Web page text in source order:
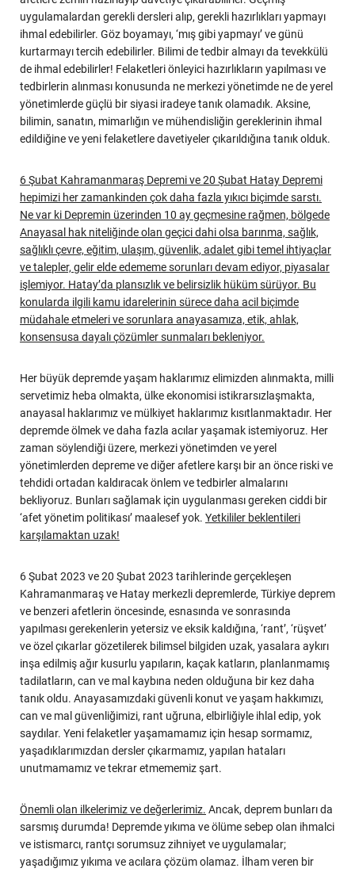
uygulamalardan gerekli dersleri alıp, gerekli hazırlıkları yapmayı
ihmal edebilirler. Göz boyamayı, ‘mış gibi yapmayı’ ve günü
kurtarmayı tercih edebilirler. Bilimi de tedbir almayı da tevekkülü
de ihmal edebilirler! Felaketleri önleyici hazırlıkların yapılması ve
tedbirlerin alınması konusunda ne merkezi yönetimde ne de yerel
yönetimlerde güçlü bir siyasi iradeye tanık olamadık. Aksine,
bilimin, sanatın, mimarlığın ve mühendisliğin gereklerinin ihmal
edildiğine ve yeni felaketlere davetiyeler çıkarıldığına tanık olduk.
6 Şubat Kahramanmaraş Depremi ve 20 Şubat Hatay Depremi
hepimizi her zamankinden çok daha fazla yıkıcı biçimde sarstı.
Ne var ki Depremin üzerinden 10 ay geçmesine rağmen, bölgede
Anayasal hak niteliğinde olan geçici dahi olsa barınma, sağlık,
sağlıklı çevre, eğitim, ulaşım, güvenlik, adalet gibi temel ihtiyaçlar
ve talepler, gelir elde edememe sorunları devam ediyor, piyasalar
işlemiyor. Hatay’da plansızlık ve belirsizlik hüküm sürüyor. Bu
konularda ilgili kamu idarelerinin sürece daha acil biçimde
müdahale etmeleri ve sorunlara anayasamıza, etik, ahlak,
konsensusa dayalı çözümler sunmaları bekleniyor.
Her büyük depremde yaşam haklarımız elimizden alınmakta, milli
servetimiz heba olmakta, ülke ekonomisi istikrarsızlaşmakta,
anayasal haklarımız ve mülkiyet haklarımız kısıtlanmaktadır. Her
depremde ölmek ve daha fazla acılar yaşamak istemiyoruz. Her
zaman söylendiği üzere, merkezi yönetimden ve yerel
yönetimlerden depreme ve diğer afetlere karşı bir an önce riski ve
tehdidi ortadan kaldıracak önlem ve tedbirler almalarını
bekliyoruz. Bunları sağlamak için uygulanması gereken ciddi bir
‘afet yönetim politikası’ maalesef yok. Yetkililer beklentileri
karşılamaktan uzak!
6 Şubat 2023 ve 20 Şubat 2023 tarihlerinde gerçekleşen
Kahramanmaraş ve Hatay merkezli depremlerde, Türkiye deprem
ve benzeri afetlerin öncesinde, esnasında ve sonrasında
yapılması gerekenlerin yetersiz ve eksik kaldığına, ‘rant’, ‘rüşvet’
ve özel çıkarlar gözetilerek bilimsel bilgiden uzak, yasalara aykırı
inşa edilmiş ağır kusurlu yapıların, kaçak katların, planlanmamış
tadilatların, can ve mal kaybına neden olduğuna bir kez daha
tanık oldu. Anayasamızdaki güvenli konut ve yaşam hakkımızı,
can ve mal güvenliğimizi, rant uğruna, elbirliğiyle ihlal edip, yok
saydılar. Yeni felaketler yaşamamamız için hesap sormamız,
yaşadıklarımızdan dersler çıkarmamız, yapılan hataları
unutmamamız ve tekrar etmememiz şart.
Önemli olan ilkelerimiz ve değerlerimiz. Ancak, deprem bunları da
sarsmış durumda! Depremde yıkıma ve ölüme sebep olan ihmalci
ve istismarcı, rantçı sorumsuz zihniyet ve uygulamalar;
yaşadığımız yıkıma ve acılara çözüm olamaz. İlham veren bir